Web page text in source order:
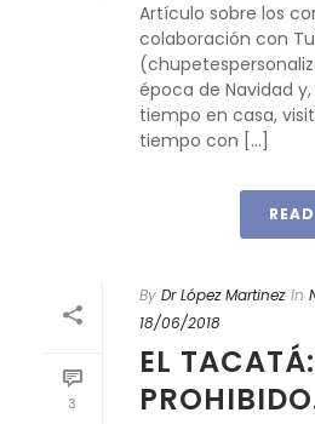
Artículo sobre los
colaboración con
época de Navidad
tiempo en casa,
tiempo con [...]
3
By Dr López Martinez In
18/06/2018
EL